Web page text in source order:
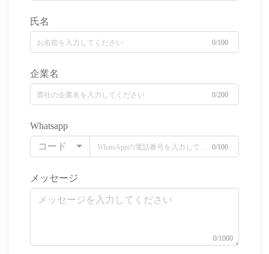
氏名
0/100
企業名
0/200
Whatsapp
コード
0/100
メッセージ
0/1000